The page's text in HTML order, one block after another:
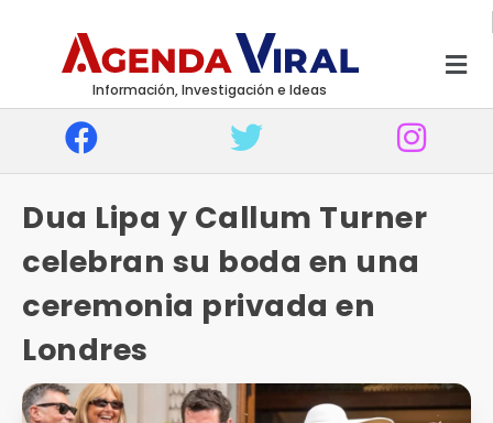
Información, Investigación e Ideas
Dua Lipa y Callum Turner
celebran su boda en una
ceremonia privada en
Londres